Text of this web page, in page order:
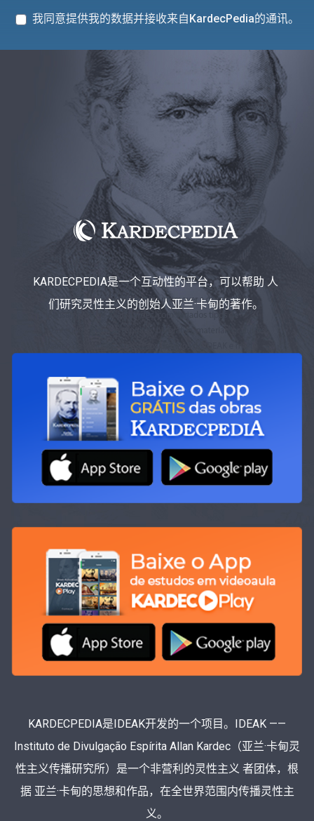
我同意提供我的数据并接收来自KardecPedia的通讯。
KARDECPEDIA是一个互动性的平台，可以帮助 人
们研究灵性主义的创始人亚兰·卡甸的著作。
KARDECPEDIA是IDEAK开发的一个项目。IDEAK ——
Instituto de Divulgação Espírita Allan Kardec（亚兰·卡甸灵
性主义传播研究所）是一个非营利的灵性主义 者团体，根
据 亚兰·卡甸的思想和作品，在全世界范围内传播灵性主
义。